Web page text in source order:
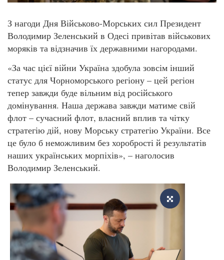
З нагоди Дня Військово-Морських сил Президент
Володимир Зеленський в Одесі привітав військових
моряків та відзначив їх державними нагородами.
«За час цієї війни Україна здобула зовсім інший
статус для Чорноморського регіону – цей регіон
тепер завжди буде вільним від російського
домінування. Наша держава завжди матиме свій
флот – сучасний флот, власний вплив та чітку
стратегію дій, нову Морську стратегію України. Все
це було б неможливим без хоробрості й результатів
наших українських морпіхів», – наголосив
Володимир Зеленський.